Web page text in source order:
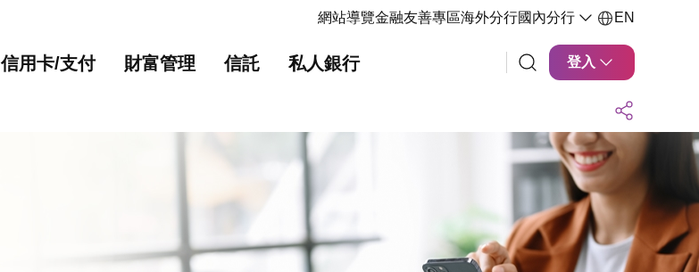
網站導覽金融友善專區海外分行國內分行 EN
信用卡/支付 財富管理 信託 私人銀行 登入